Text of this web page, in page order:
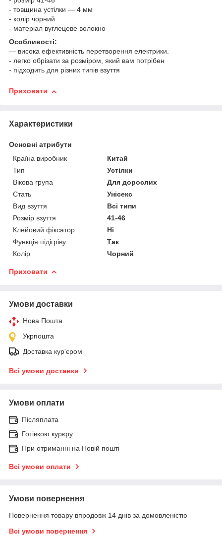
- товщина устілки — 4 мм
- колір чорний
- матеріал вуглецеве волокно
Особливості:
— висока ефективність перетворення електрики.
- легко обрізати за розміром, який вам потрібен
- підходить для різних типів взуття
Приховати
Характеристики
Основні атрибути
Країна виробник
Китай
Тип
Устілки
Вікова група
Для дорослих
Стать
Унісекс
Вид взуття
Всі типи
Розмір взуття
41-46
Клейовий фіксатор
Ні
Функція підігріву
Так
Колір
Чорний
Приховати
Умови доставки
Нова Пошта
Укрпошта
Доставка кур'єром
Всі умови доставки
Умови оплати
Післяплата
Готівкою курєру
При отриманні на Новій пошті
Всі умови оплати
Умови повернення
Повернення товару впродовж 14 днів за домовленістю
Всі умови повернення